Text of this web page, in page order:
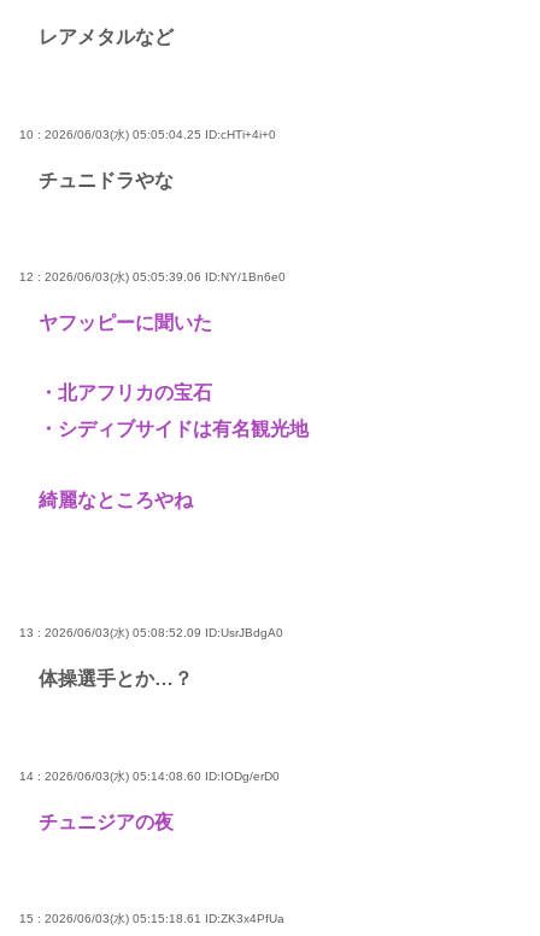
レアメタルなど
10 : 2026/06/03(水) 05:05:04.25 ID:cHTi+4i+0
チュニドラやな
12 : 2026/06/03(水) 05:05:39.06 ID:NY/1Bn6e0
ヤフッピーに聞いた
・北アフリカの宝石
・シディブサイドは有名観光地
綺麗なところやね
13 : 2026/06/03(水) 05:08:52.09 ID:UsrJBdgA0
体操選手とか…？
14 : 2026/06/03(水) 05:14:08.60 ID:IODg/erD0
チュニジアの夜
15 : 2026/06/03(水) 05:15:18.61 ID:ZK3x4PfUa